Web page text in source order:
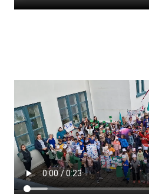
Námsmat
Læsi
Lestrarheftin
Náms- og kennsluáætlanir
Námsráðgjafi